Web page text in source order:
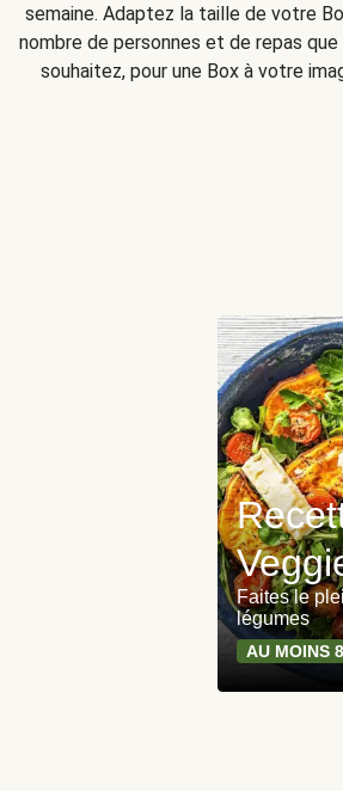
semaine. Adaptez la taille de votre
nombre de personnes et de repas que
souhaitez, pour une Box à votre
Faites le
légumes
AU MOINS